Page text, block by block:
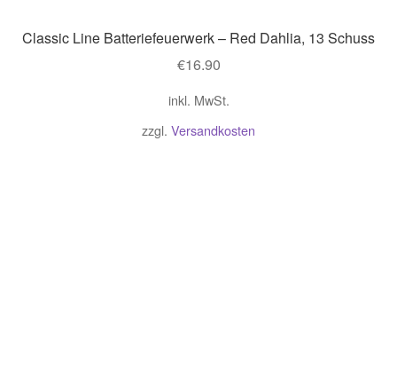
Classic Line Batteriefeuerwerk – Red Dahlia, 13 Schuss
€16.90
inkl. MwSt.
zzgl. Versandkosten